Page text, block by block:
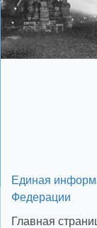
Единая
Федерации
Главная